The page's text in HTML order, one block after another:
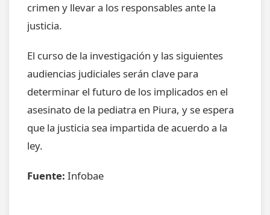
crimen y llevar a los responsables ante la
justicia.
El curso de la investigación y las siguientes
audiencias judiciales serán clave para
determinar el futuro de los implicados en el
asesinato de la pediatra en Piura, y se espera
que la justicia sea impartida de acuerdo a la
ley.
Fuente: Infobae